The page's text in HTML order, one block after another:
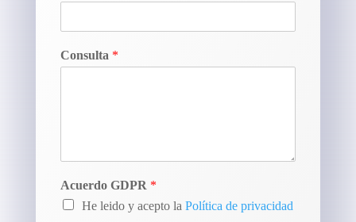
Consulta *
Acuerdo GDPR *
He leido y acepto la Política de privacidad